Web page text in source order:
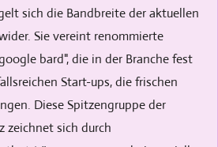
sich die Bandbreite der aktuellen
Sie vereint renommierte
bard", die in der Branche fest
Start-ups, die frischen
Diese Spitzengruppe der
zeichnet sich durch